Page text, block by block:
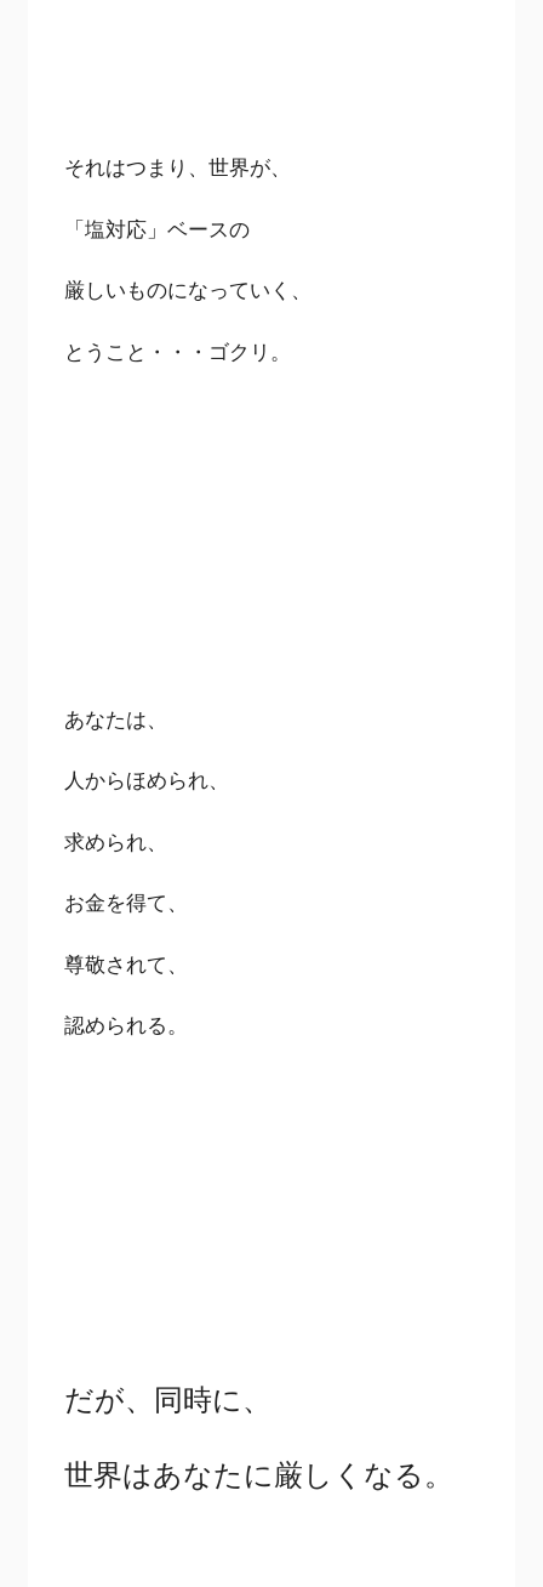
それはつまり、世界が、
「塩対応」ベースの
厳しいものになっていく、
とうこと・・・ゴクリ。
あなたは、
人からほめられ、
求められ、
お金を得て、
尊敬されて、
認められる。
だが、同時に、
世界はあなたに厳しくなる。